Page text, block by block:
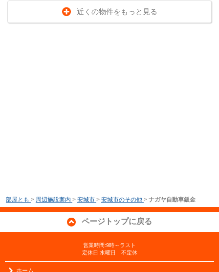
近くの物件をもっと見る
部屋とも > 周辺施設案内 > 安城市 > 安城市のその他 > ナガヤ自動車鈑金
ページトップに戻る
営業時間:9時～ラスト
定休日:水曜日 不定休
ホーム